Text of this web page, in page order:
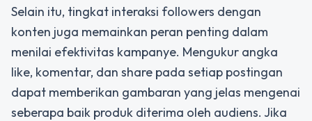
Selain itu, tingkat interaksi followers dengan
konten juga memainkan peran penting dalam
menilai efektivitas kampanye. Mengukur angka
like, komentar, dan share pada setiap postingan
dapat memberikan gambaran yang jelas mengenai
seberapa baik produk diterima oleh audiens. Jika